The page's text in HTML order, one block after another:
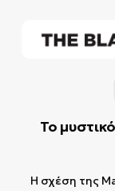
Το
Η σχέση της